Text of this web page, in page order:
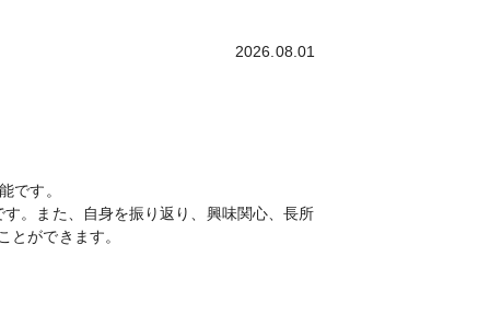
2026.08.01
です。
。また、自身を振り返り、興味関心、長所
ができます。